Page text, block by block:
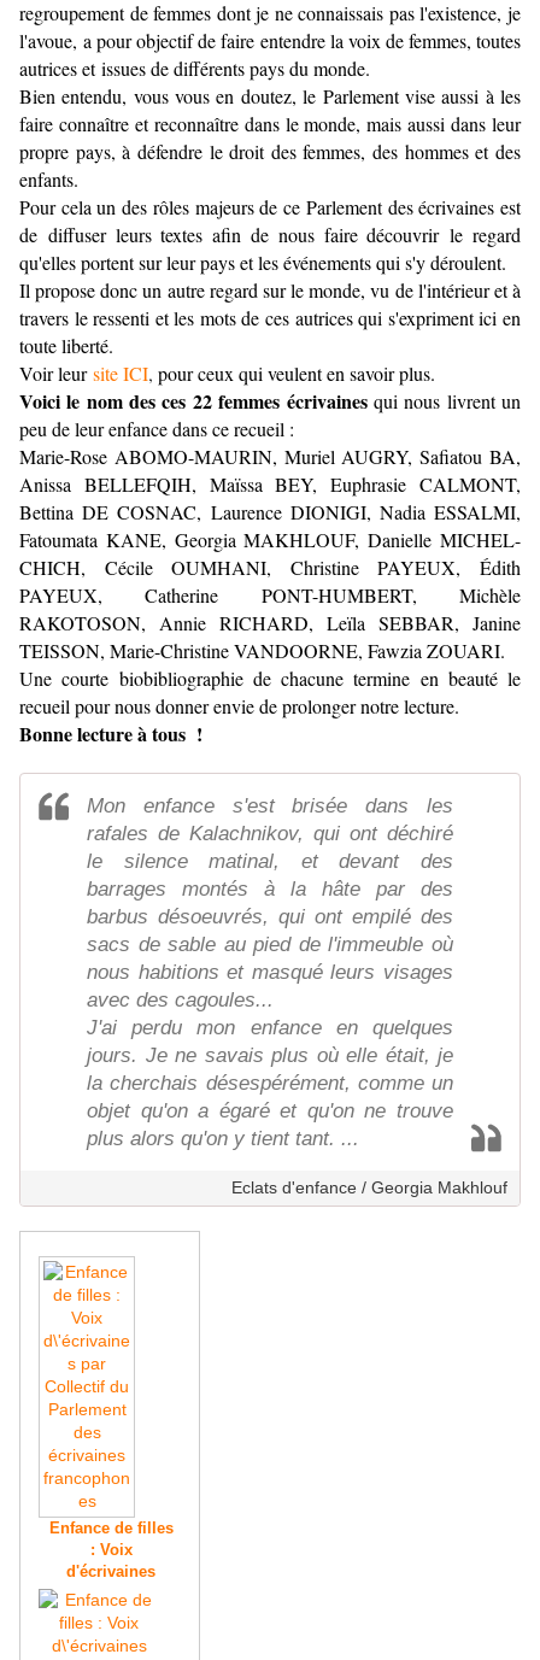
regroupement de femmes dont je ne connaissais pas l'existence, je
l'avoue, a pour objectif de faire entendre la voix de femmes, toutes
autrices et issues de différents pays du monde.
Bien entendu, vous vous en doutez, le Parlement vise aussi à les
faire connaître et reconnaître dans le monde, mais aussi dans leur
propre pays, à défendre le droit des femmes, des hommes et des
enfants.
Pour cela un des rôles majeurs de ce Parlement des écrivaines est
de diffuser leurs textes afin de nous faire découvrir le regard
qu'elles portent sur leur pays et les événements qui s'y déroulent.
Il propose donc un autre regard sur le monde, vu de l'intérieur et à
travers le ressenti et les mots de ces autrices qui s'expriment ici en
toute liberté.
Voir leursite ICI, pour ceux qui veulent en savoir plus.
Voici le nom des ces 22 femmes écrivaines qui nous livrent un
peu de leur enfance dans ce recueil :
Marie-Rose ABOMO-MAURIN, Muriel AUGRY, Safiatou BA,
Anissa BELLEFQIH, Maïssa BEY, Euphrasie CALMONT,
Bettina DE COSNAC, Laurence DIONIGI, Nadia ESSALMI,
Fatoumata KANE, Georgia MAKHLOUF, Danielle MICHEL-
CHICH, Cécile OUMHANI, Christine PAYEUX, Édith
PAYEUX, Catherine PONT-HUMBERT, Michèle
RAKOTOSON, Annie RICHARD, Leïla SEBBAR, Janine
TEISSON, Marie-Christine VANDOORNE, Fawzia ZOUARI.
Une courte biobibliographie de chacune termine en beauté le
recueil pour nous donner envie de prolonger notre lecture.
Bonne lecture à tous !
Mon enfance s'est brisée dans les
rafales de Kalachnikov, qui ont déchiré
le silence matinal, et devant des
barrages montés à la hâte par des
barbus désoeuvrés, qui ont empilé des
sacs de sable au pied de l'immeuble où
nous habitions et masqué leurs visages
avec des cagoules...
J'ai perdu mon enfance en quelques
jours. Je ne savais plus où elle était, je
la cherchais désespérément, comme un
objet qu'on a égaré et qu'on ne trouve
plus alors qu'on y tient tant. ...
Eclats d'enfance / Georgia Makhlouf
Enfance de filles
: Voix
d'écrivaines